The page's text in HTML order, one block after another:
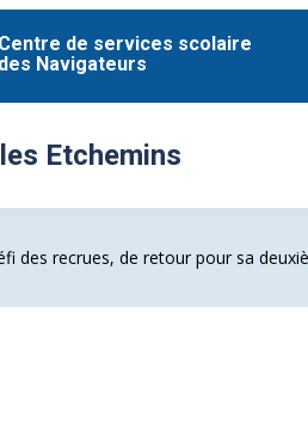
Centre de services scolaire
des Navigateurs
Etchemins
des recrues, de retour pour sa